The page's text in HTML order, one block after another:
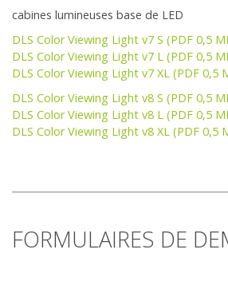
cabines lumineuses base de LED
DLS Color Viewing Light v7 S (PDF 0,5
DLS Color Viewing Light v7 L (PDF 0,5
DLS Color Viewing Light v7 XL (PDF 0,5
DLS Color Viewing Light v8 S (PDF 0,5
DLS Color Viewing Light v8 L (PDF 0,5
DLS Color Viewing Light v8 XL (PDF 0,5
FORMULAIRES DE